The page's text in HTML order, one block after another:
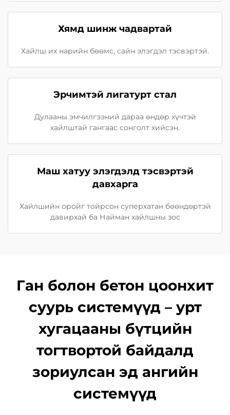
Хямд шинж чадвартай
Хайлш их нарийн бөөмс, сайн элэгдэл тэсвэртэй.
Эрчимтэй лигатурт стал
Дулааны эмчилгээний дараа өндөр хүчтэй
хайлштай гангаас сонголт хийсэн.
Маш хатуу элэгдэлд тэсвэртэй
давхарга
Хайлшийн оройг тойрсон суперхатан бөөндөртэй
давирхай ба Найман хайлшны зос
Ган болон бетон цоонхит
суурь системүүд – урт
хугацааны бүтцийн
тогтвортой байдалд
зориулсан эд ангийн
системүүд